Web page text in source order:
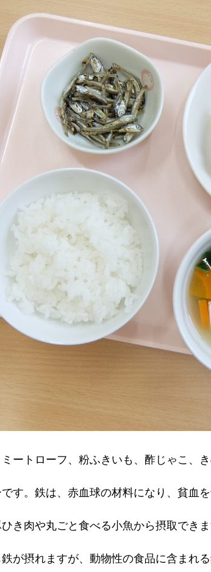
ートローフ、粉ふきいも、酢じゃこ、き
す。鉄は、赤血球の材料になり、貧血を
き肉や丸ごと食べる小魚から摂取できま
が摂れますが、動物性の食品に含まれ